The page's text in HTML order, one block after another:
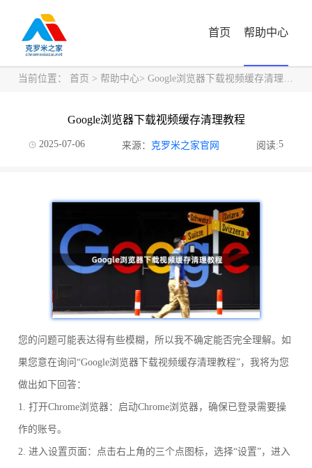
首页 帮助中心
当前位置： 首页 > 帮助中心> Google浏览器下载视频缓存清理教程
Google浏览器下载视频缓存清理教程
2025-07-06 来源： 克罗米之家官网 阅读:5
您的问题可能表达得有些模糊，所以我不确定能否完全理解。如
果您意在询问“Google浏览器下载视频缓存清理教程”，我将为您
做出如下回答：
1. 打开Chrome浏览器：启动Chrome浏览器，确保已登录需要操
作的账号。
2. 进入设置页面：点击右上角的三个点图标，选择“设置”，进入